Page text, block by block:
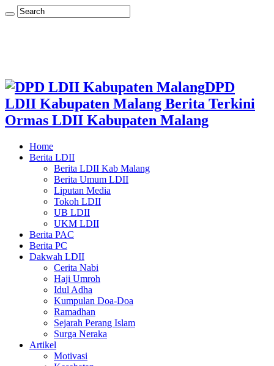
DPD
LDII Kabupaten Malang Berita Terkini
Ormas LDII Kabupaten Malang
Home
Berita LDII
Berita LDII Kab Malang
Berita Umum LDII
Liputan Media
Tokoh LDII
UB LDII
UKM LDII
Berita PAC
Berita PC
Dakwah LDII
Cerita Nabi
Haji Umroh
Idul Adha
Kumpulan Doa-Doa
Ramadhan
Sejarah Perang Islam
Surga Neraka
Artikel
Motivasi